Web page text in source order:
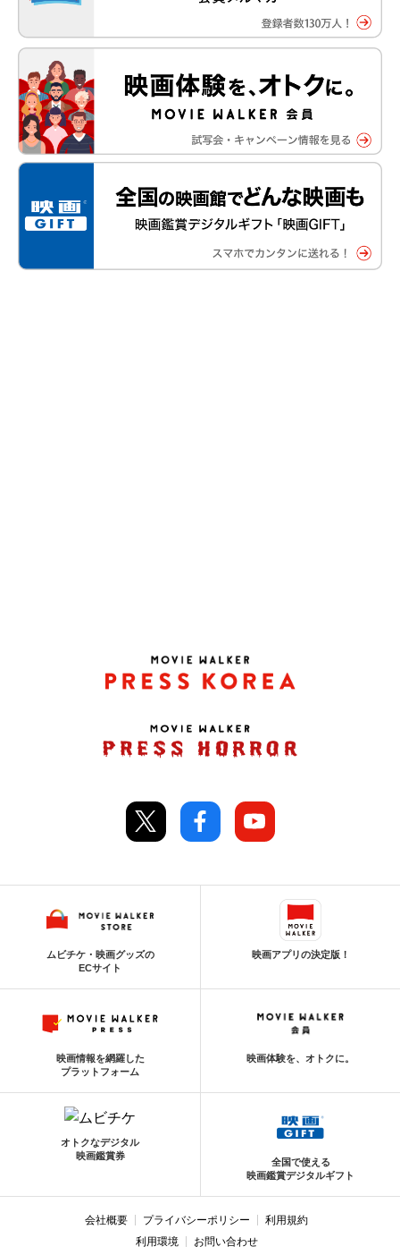
ムビチケ・映画グッズの
ECサイト
映画アプリの決定版！
映画情報を網羅した
プラットフォーム
映画体験を、オトクに。
オトクなデジタル
映画鑑賞券
全国で使える
映画鑑賞デジタルギフト
会社概要 プライバシーポリシー
利用規約
利用環境
お問い合わせ